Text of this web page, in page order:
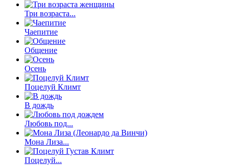
Три возраста...
Чаепитие
Общение
Осень
Поцелуй Климт
В дождь
Любовь под...
Мона Лиза...
Поцелуй...